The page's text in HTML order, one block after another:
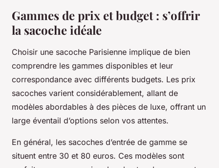
Gammes de prix et budget : s’offrir
la sacoche idéale
Choisir une sacoche Parisienne implique de bien
comprendre les gammes disponibles et leur
correspondance avec différents budgets. Les prix
sacoches varient considérablement, allant de
modèles abordables à des pièces de luxe, offrant un
large éventail d’options selon vos attentes.
En général, les sacoches d’entrée de gamme se
situent entre 30 et 80 euros. Ces modèles sont